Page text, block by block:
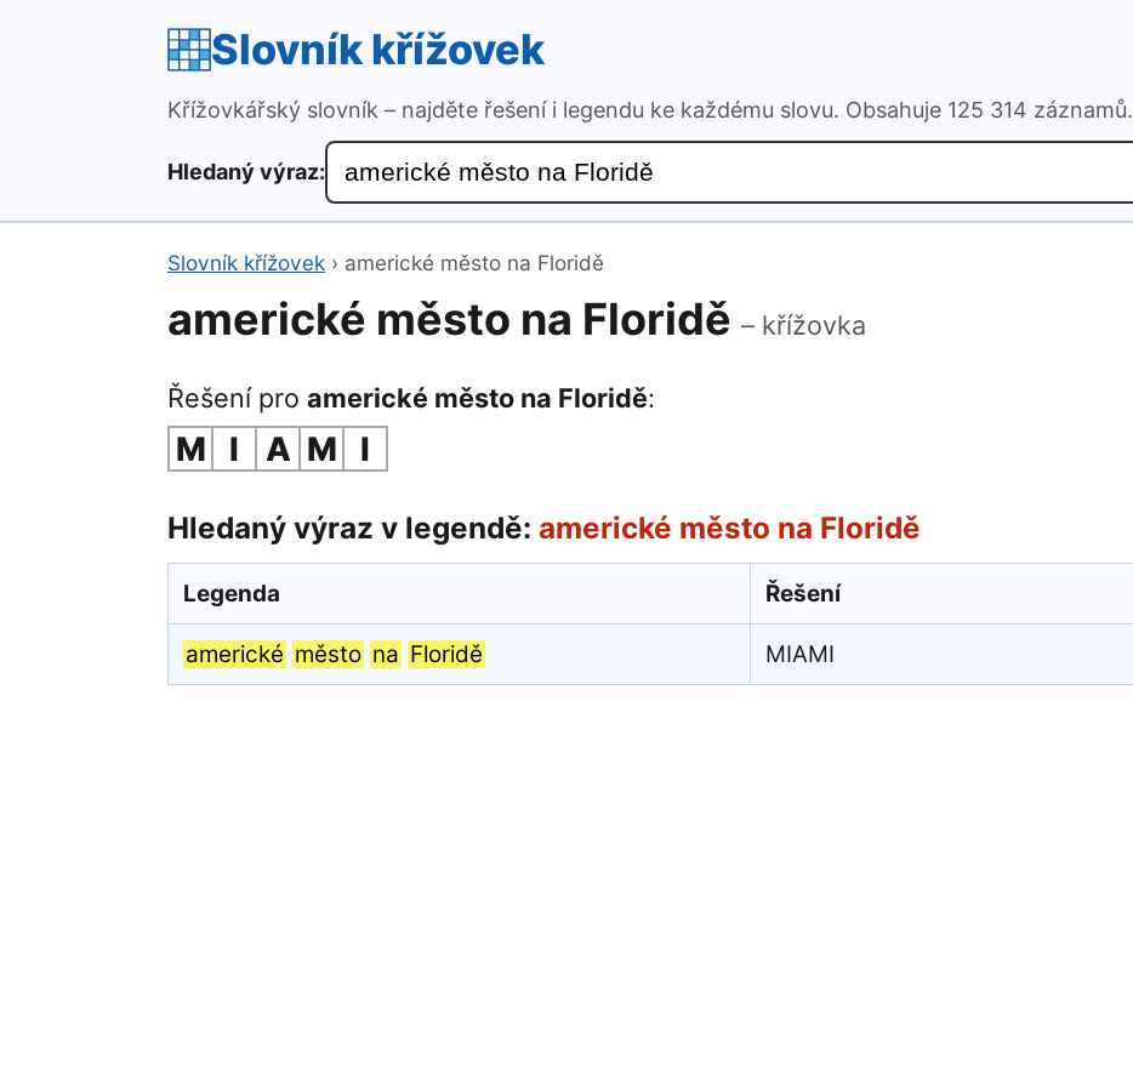
Slovník křížovek
Křížovkářský slovník – najděte řešení i legendu ke každému slovu. Obsahuje 125 314 záznamů.
Hledaný výraz:
Slovník křížovek › americké město na Floridě
americké město na Floridě – křížovka
Řešení pro americké město na Floridě:
M I A M I
Hledaný výraz v legendě: americké město na Floridě
Legenda Řešení
americké město na Floridě MIAMI